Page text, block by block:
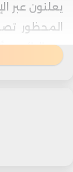
يعلنون عبر
المحظور
من البائعين
لديهم.
وقالت إن
أساسي
توفر بعضها